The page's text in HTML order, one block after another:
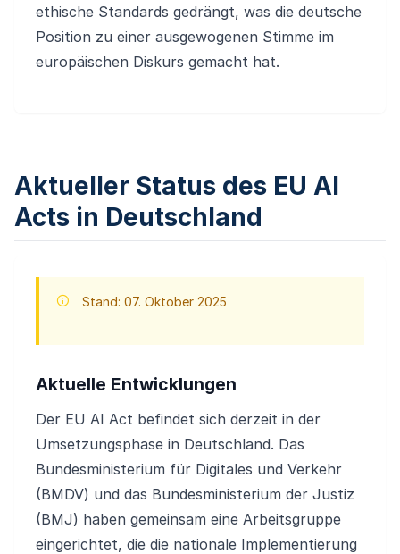
ethische Standards gedrängt, was die deutsche
Position zu einer ausgewogenen Stimme im
europäischen Diskurs gemacht hat.
Aktueller Status des EU AI
Acts in Deutschland
Stand: 07. Oktober 2025
Aktuelle Entwicklungen
Der EU AI Act befindet sich derzeit in der
Umsetzungsphase in Deutschland. Das
Bundesministerium für Digitales und Verkehr
(BMDV) und das Bundesministerium der Justiz
(BMJ) haben gemeinsam eine Arbeitsgruppe
eingerichtet, die die nationale Implementierung